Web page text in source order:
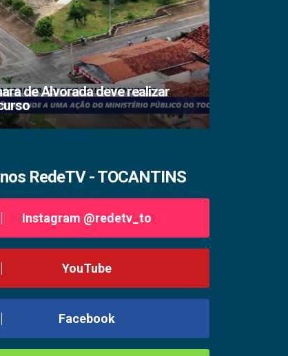
de Alvorada deve realizar
RedeTV - TOCANTINS
Instagram @redetv_to
YouTube
Facebook